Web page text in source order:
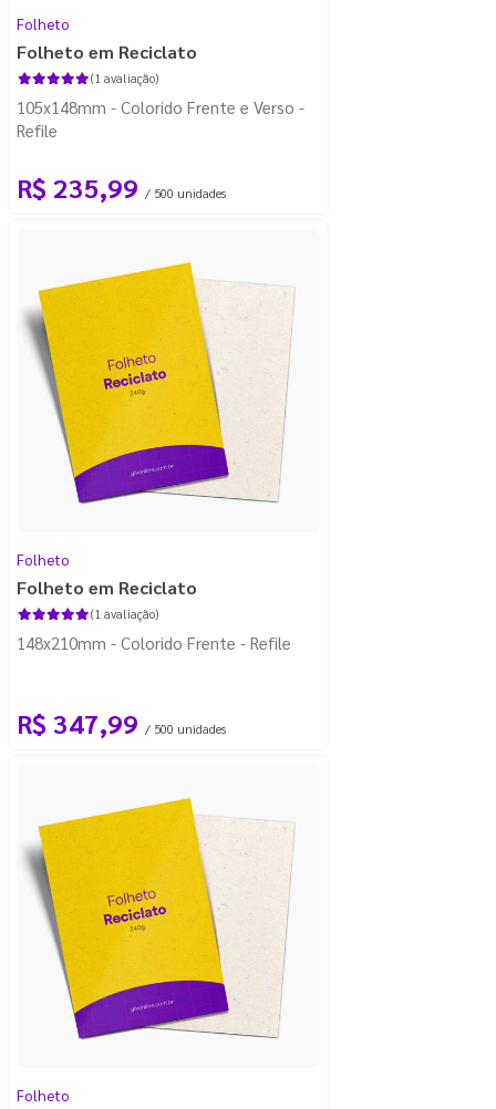
Folheto
Folheto em Reciclato
(1 avaliação)
105x148mm - Colorido Frente e Verso -
Refile
R$ 235,99 / 500 unidades
Folheto
Folheto em Reciclato
(1 avaliação)
148x210mm - Colorido Frente - Refile
R$ 347,99 / 500 unidades
Folheto